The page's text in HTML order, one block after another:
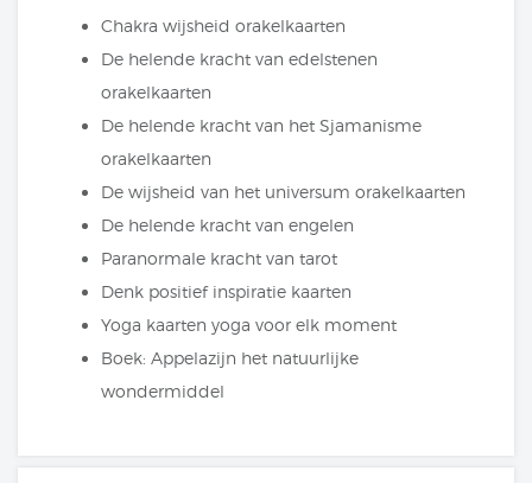
Chakra wijsheid orakelkaarten
De helende kracht van edelstenen
orakelkaarten
De helende kracht van het Sjamanisme
orakelkaarten
De wijsheid van het universum orakelkaarten
De helende kracht van engelen
Paranormale kracht van tarot
Denk positief inspiratie kaarten
Yoga kaarten yoga voor elk moment
Boek: Appelazijn het natuurlijke
wondermiddel